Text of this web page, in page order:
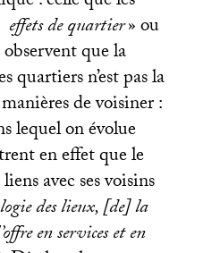
effets de quartier» ou
que la
quartiers n’est pas la
de voisiner :
lequel on évolue
en effet que le
avec ses voisins
des lieux, [de] la
en services et en